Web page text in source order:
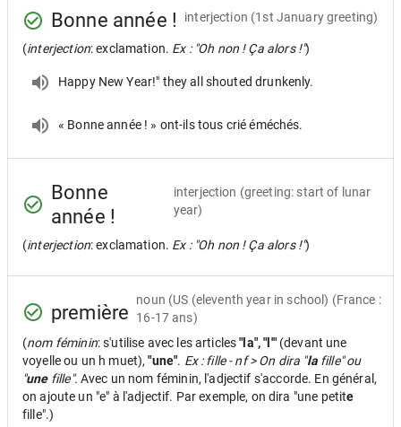
Bonne année ! interjection (1st January greeting)
(interjection: exclamation. Ex : "Oh non ! Ça alors !")
Happy New Year!" they all shouted drunkenly.
« Bonne année ! » ont-ils tous crié éméchés.
Bonne
année !
interjection (greeting: start of lunar
year)
(interjection: exclamation. Ex : "Oh non ! Ça alors !")
première
noun (US (eleventh year in school) (France :
16-17 ans)
(nom féminin: s'utilise avec les articles"la", "l'" (devant une
voyelle ou un h muet),"une". Ex : fille - nf > On dira "lafille" ou
"unefille". Avec un nom féminin, l'adjectif s'accorde. En général,
on ajoute un "e" à l'adjectif. Par exemple, on dira "une petite
fille".)